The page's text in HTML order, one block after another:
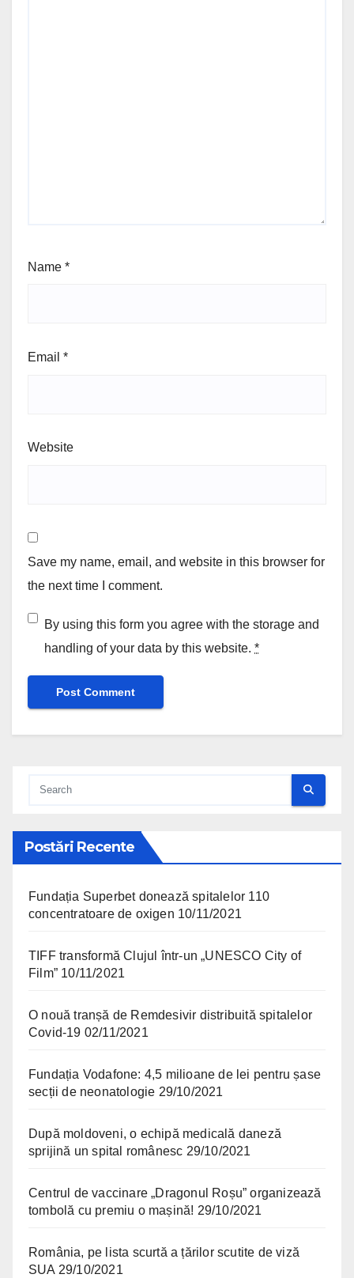
Name *
Email *
Website
Save my name, email, and website in this browser for
the next time I comment.
By using this form you agree with the storage and
handling of your data by this website. *
Postări Recente
Fundația Superbet donează spitalelor 110
concentratoare de oxigen 10/11/2021
TIFF transformă Clujul într-un „UNESCO City of
Film” 10/11/2021
O nouă tranșă de Remdesivir distribuită spitalelor
Covid-19 02/11/2021
Fundația Vodafone: 4,5 milioane de lei pentru șase
secții de neonatologie 29/10/2021
După moldoveni, o echipă medicală daneză
sprijină un spital românesc 29/10/2021
Centrul de vaccinare „Dragonul Roșu” organizează
tombolă cu premiu o mașină! 29/10/2021
România, pe lista scurtă a țărilor scutite de viză
SUA 29/10/2021